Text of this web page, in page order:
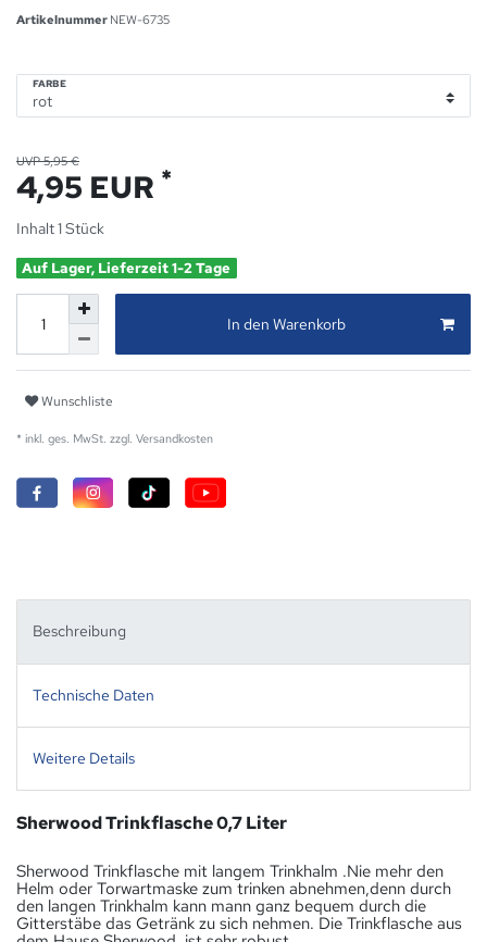
Artikelnummer NEW-6735
FARBE
UVP 5,95 €
4,95 EUR *
Inhalt1Stück
Auf Lager, Lieferzeit 1-2 Tage
In den Warenkorb
Wunschliste
* inkl. ges. MwSt. zzgl. Versandkosten
Beschreibung
Technische Daten
Weitere Details
Sherwood Trinkflasche 0,7 Liter
Sherwood Trinkflasche mit langem Trinkhalm .Nie mehr den
Helm oder Torwartmaske zum trinken abnehmen,denn durch
den langen Trinkhalm kann mann ganz bequem durch die
Gitterstäbe das Getränk zu sich nehmen. Die Trinkflasche aus